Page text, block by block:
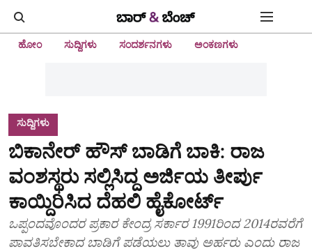
ಹೋಂ ಸುದ್ದಿಗಳು ಸಂದರ್ಶನಗಳು ಅಂಕಣಗಳು
ಸುದ್ದಿಗಳು
ಬಿಕಾನೇರ್ ಹೌಸ್ ಬಾಡಿಗೆ ಬಾಕಿ: ರಾಜ
ವಂಶಸ್ಥರು ಸಲ್ಲಿಸಿದ್ದ ಅರ್ಜಿಯ ತೀರ್ಪು
ಕಾಯ್ದಿರಿಸಿದ ದೆಹಲಿ ಹೈಕೋರ್ಟ್
ಒಪ್ಪಂದವೊಂದರ ಪ್ರಕಾರ ಕೇಂದ್ರ ಸರ್ಕಾರ 1991ರಿಂದ 2014ರವರೆಗೆ
ಪಾವತಿಸಬೇಕಾದ ಬಾಡಿಗೆ ಪಡೆಯಲು ತಾವು ಅರ್ಹರು ಎಂದು ರಾಜ